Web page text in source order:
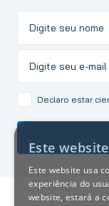
Declaro estar
Este
Este website usa
experiência do
website, estará a